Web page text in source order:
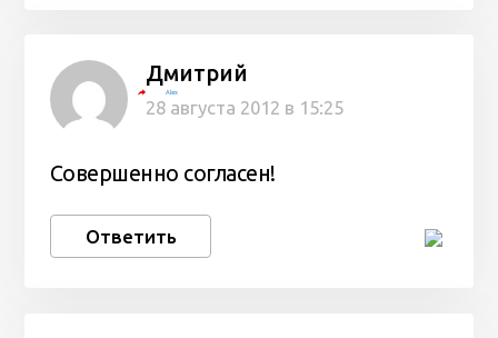
Дмитрий
Alex
28 августа 2012 в 15:25
Совершенно согласен!
Ответить